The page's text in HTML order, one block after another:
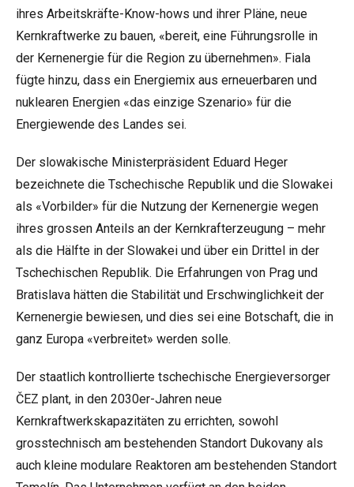
ihres Arbeitskräfte-Know-hows und ihrer Pläne, neue
Kernkraftwerke zu bauen, «bereit, eine Führungsrolle in
der Kernenergie für die Region zu übernehmen». Fiala
fügte hinzu, dass ein Energiemix aus erneuerbaren und
nuklearen Energien «das einzige Szenario» für die
Energiewende des Landes sei.
Der slowakische Ministerpräsident Eduard Heger
bezeichnete die Tschechische Republik und die Slowakei
als «Vorbilder» für die Nutzung der Kernenergie wegen
ihres grossen Anteils an der Kernkrafterzeugung – mehr
als die Hälfte in der Slowakei und über ein Drittel in der
Tschechischen Republik. Die Erfahrungen von Prag und
Bratislava hätten die Stabilität und Erschwinglichkeit der
Kernenergie bewiesen, und dies sei eine Botschaft, die in
ganz Europa «verbreitet» werden solle.
Der staatlich kontrollierte tschechische Energieversorger
ČEZ plant, in den 2030er-Jahren neue
Kernkraftwerkskapazitäten zu errichten, sowohl
grosstechnisch am bestehenden Standort Dukovany als
auch kleine modulare Reaktoren am bestehenden Standort